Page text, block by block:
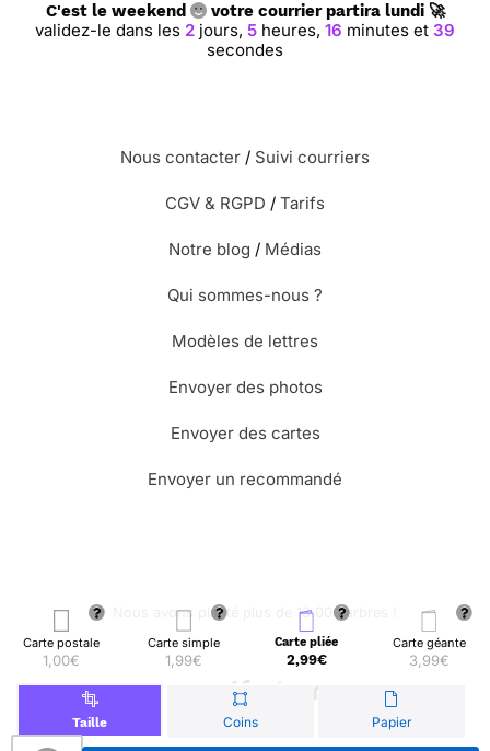
Carte postale
1,00€
Carte simple
1,99€
Carte pliée
2,99€
Carte géante
3,99€
Taille Coins Papier
C'est le weekend votre courrier partira lundi 🚀
validez-le dans les 2 jours, 5 heures, 16 minutes et 38
secondes
Nous contacter / Suivi courriers
CGV & RGPD / Tarifs
Notre blog / Médias
Qui sommes-nous ?
Modèles de lettres
Envoyer des photos
Envoyer des cartes
Envoyer un recommandé
🌳 Nous avons planté plus de 13.000 arbres !
© Merci Facteur